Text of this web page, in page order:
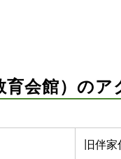
育会館）の
旧伴